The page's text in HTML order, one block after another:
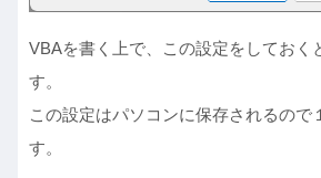
VBAを書く上で、この設定をしておく
す。
この設定はパソコンに保存されるので
す。